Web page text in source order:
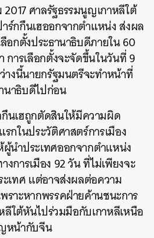
ศาลรัฐธรรมนูญเกาหลีใต้
ร์กกึนเฮออกจากตำแหน่ง ส่งผล
อกตั้งประธานาธิบดีภายใน 60
การเลือกตั้งจะจัดขึ้นในวันที่ 9
างนี้นายกรัฐมนตรีจะทำหน้าที่
นาธิบดีไปก่อน
นเฮถูกตัดสินให้มีความผิด
กในประวัติศาสตร์การเมือง
นำประเทศออกจากตำแหน่ง
การเมือง 92 วัน ที่ไม่เพียงจะ
เทศ แต่อาจส่งผลต่อความ
าะหากพรรคฝ่ายค้านชนะการ
ลีใต้หันไปร่วมมือกับเกาหลีเหนือ
หน้ากับจีน